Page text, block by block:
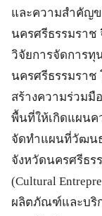
และความสำคัญข
นครศรีธรรมราช
วิจัยการจัดการทุ
นครศรีธรรมราช
สร้างความร่วมมื
พื้นที่ให้เกิดแผนค
จัดทำแผนที่วัฒนธ
จังหวัดนครศรีธ
(Cultural
ผลิตภัณฑ์และบริ